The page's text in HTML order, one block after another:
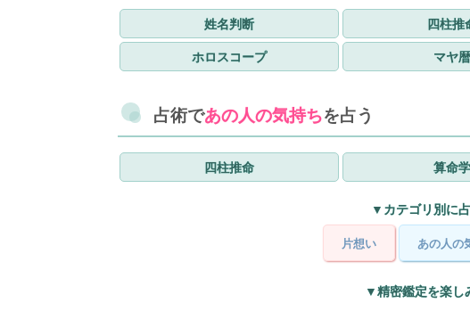
姓名判断 四柱推
ホロスコープ
マヤ暦
占術であの人の気持ちを占う
四柱推命 算命学
▼カテゴリ別に
片想い あの人の
▼精密鑑定を楽し